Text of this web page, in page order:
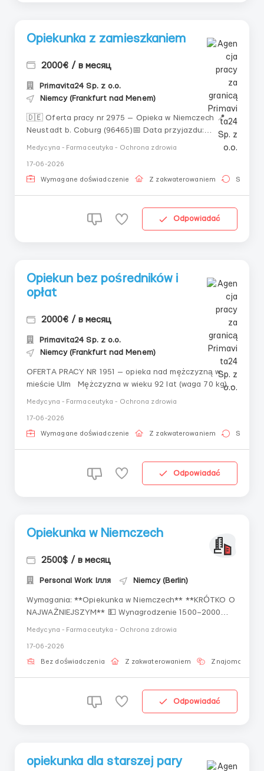
Opiekunka z zamieszkaniem
2000€ / в месяц
Primavita24 Sp. z o.o.
Niemcy (Frankfurt nad Menem)
🇩🇪 Oferta pracy nr 2975 — Opieka w Niemczech 📍
Neustadt b. Coburg (96465)📅 Data przyjazdu:
⚖️ Waga: 65 kg (młodsza) / 42 kg (starsza). 🚶‍♀️ Obie są
mobilne, korzystają z chodzi...
Medycyna - Farmaceutyka - Ochrona zdrowia
17-06-2026
Wymagane doświadczenie Z zakwaterowaniem Stała
Odpowiadać
Opiekun bez pośredników i
opłat
2000€ / в месяц
Primavita24 Sp. z o.o.
Niemcy (Frankfurt nad Menem)
OFERTA PRACY NR 1951 — opieka nad mężczyzną w
mieście Ulm Mężczyzna w wieku 92 lat (waga 70 kg)
się przy pomocy rollatora, laski lub wózka inwalidzkiego.
Wymagana osoba z dobrą lu...
Medycyna - Farmaceutyka - Ochrona zdrowia
17-06-2026
Wymagane doświadczenie Z zakwaterowaniem Stała
Odpowiadać
Opiekunka w Niemczech
2500$ / в месяц
Personal Work Ілля Niemcy (Berlin)
Wymagania: **Opiekunka w Niemczech** **KRÓTKO O
NAJWAŻNIEJSZYM** 💵 Wynagrodzenie 1500–2000
wiza; 🤝 Oficjalne zatrudnienie; 🏠 Zakwaterowanie
bezpłatne 📍 Berlin, Stuttgart 🗂 **WYMAGANIA** ◈
Medycyna - Farmaceutyka - Ochrona zdrowia
17-06-2026
Bez doświadczenia Z zakwaterowaniem Znajomość
Odpowiadać
opiekunka dla starszej pary